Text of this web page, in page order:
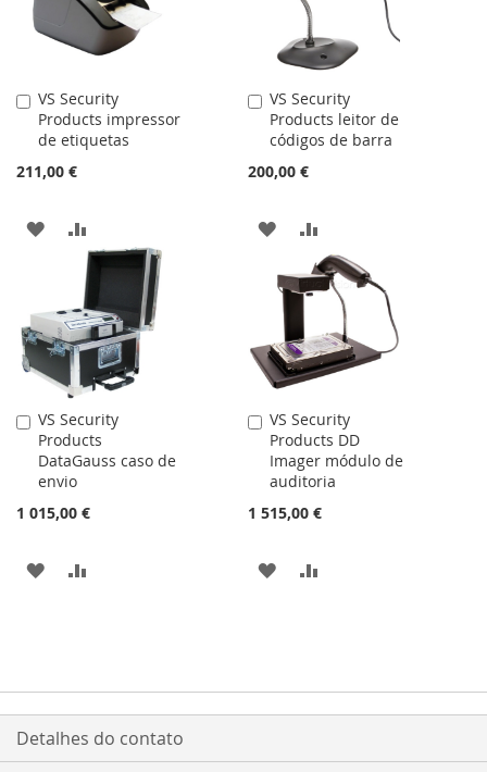
VS Security
Products impressor
de etiquetas
211,00 €
Adicionar
ao
carrinho
ADICIONAR
LISTA
DE
DESEJOS
À
COMPARAÇÃO
VS Security
Products leitor de
códigos de barra
200,00 €
Adicionar
ao
carrinho
ADICIONAR
LISTA
DE
DESEJOS
À
COMPARAÇÃO
VS Security
Products
DataGauss caso de
envio
1 015,00 €
Adicionar
ao
carrinho
ADICIONAR
DESEJOS
VS Security
Products DD
Imager módulo de
auditoria
1 515,00 €
Adicionar
ao
carrinho
ADICIONAR
DESEJOS
Detalhes do contato